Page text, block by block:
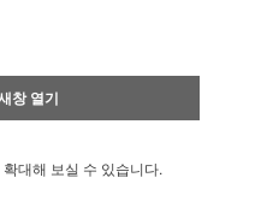
창 열기
대해 보실 수 있습니다.